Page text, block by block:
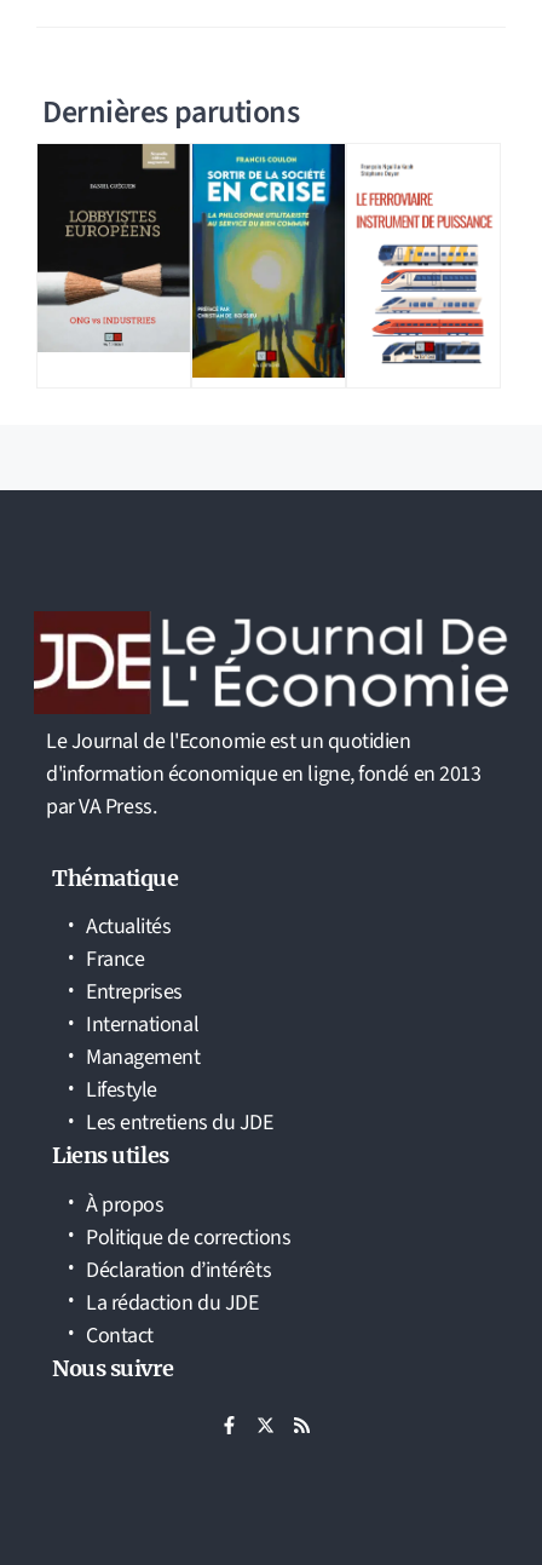
Dernières parutions
Le Journal de l'Economie est un quotidien
d'information économique en ligne, fondé en 2013
par VA Press.
Thématique
Actualités
France
Entreprises
International
Management
Lifestyle
Les entretiens du JDE
Liens utiles
À propos
Politique de corrections
Déclaration d’intérêts
La rédaction du JDE
Contact
Nous suivre